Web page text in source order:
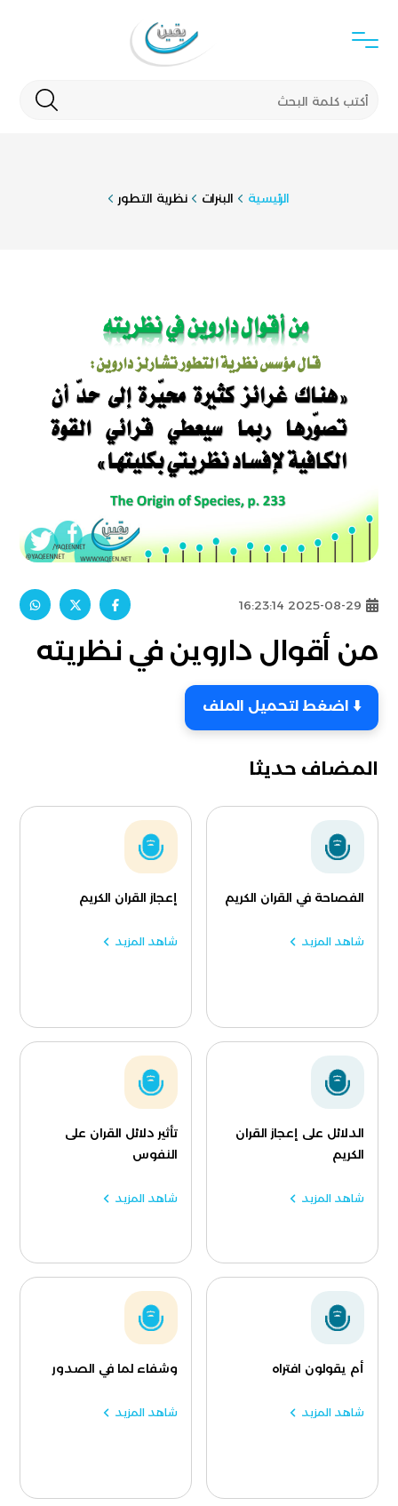
الرئيسية البنرات نظرية التطور
2025-08-29 16:23:14
من أقوال داروين في نظريته
⬇️ اضغط لتحميل الملف
المضاف حديثا
الفصاحة في القران الكريم
شاهد المزيد
إعجاز القران الكريم
شاهد المزيد
الدلائل على إعجاز القران
الكريم
شاهد المزيد
تأثير دلائل القران على
النفوس
شاهد المزيد
أم يقولون افتراه
شاهد المزيد
وشفاء لما في الصدور
شاهد المزيد